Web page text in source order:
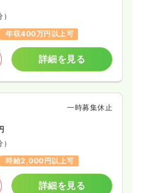
年収400万円以上可
詳細を見る
一時募集休止
時給2,000円以上可
詳細を見る